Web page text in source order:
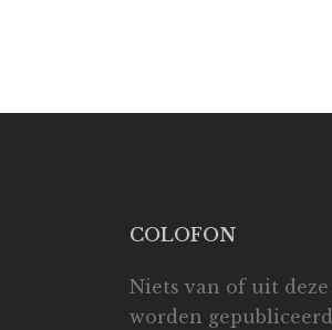
COLOFON
Niets van of uit deze
worden